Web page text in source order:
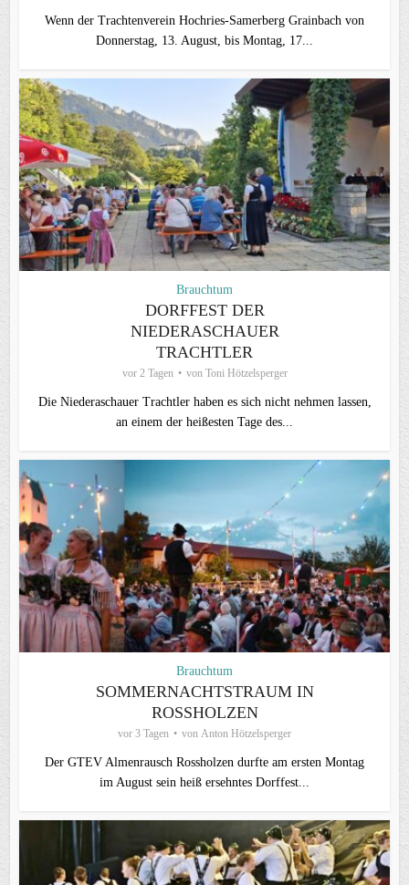
Wenn der Trachtenverein Hochries-Samerberg Grainbach von
Donnerstag, 13. August, bis Montag, 17...
Brauchtum
DORFFEST DER
NIEDERASCHAUER
TRACHTLER
vor 2 Tagen von Toni Hötzelsperger
Die Niederaschauer Trachtler haben es sich nicht nehmen lassen,
an einem der heißesten Tage des...
Brauchtum
SOMMERNACHTSTRAUM IN
ROSSHOLZEN
vor 3 Tagen von Anton Hötzelsperger
Der GTEV Almenrausch Rossholzen durfte am ersten Montag
im August sein heiß ersehntes Dorffest...